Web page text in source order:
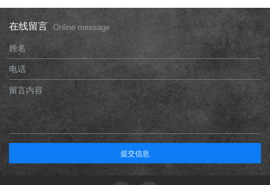
在线留言 Online message
姓名
电话
留言内容
提交信息